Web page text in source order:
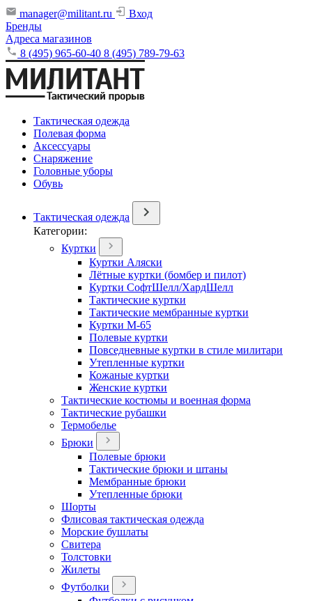
manager@militant.ru
Вход
Бренды
Адреса магазинов
8 (495) 965-60-40 8 (495) 789-79-63
Тактическая одежда
Полевая форма
Аксессуары
Снаряжение
Головные уборы
Обувь
Тактическая одежда
Категории:
Куртки
Куртки Аляски
Лётные куртки (бомбер и пилот)
Куртки СофтШелл/ХардШелл
Тактические куртки
Тактические мембранные куртки
Куртки М-65
Полевые куртки
Повседневные куртки в стиле милитари
Утепленные куртки
Кожаные куртки
Женские куртки
Тактические костюмы и военная форма
Тактические рубашки
Термобелье
Брюки
Полевые брюки
Тактические брюки и штаны
Мембранные брюки
Утепленные брюки
Шорты
Флисовая тактическая одежда
Морские бушлаты
Свитера
Толстовки
Жилеты
Футболки